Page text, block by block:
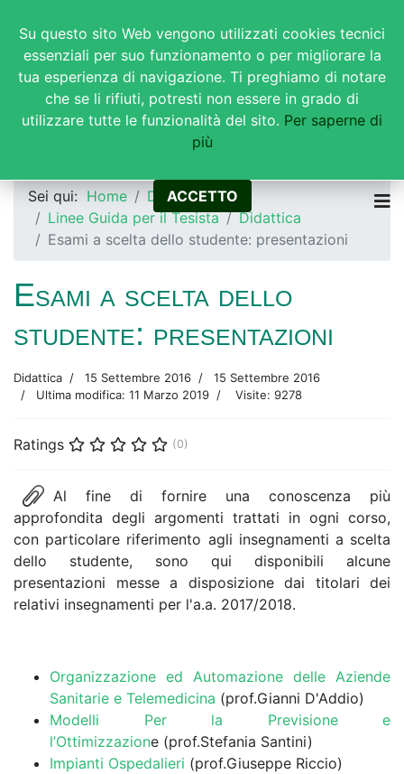
Corsi di Studi in Ingegneria
Sei qui: Home
Didattica
Linee Guida per il Tesista
Didattica
Esami a scelta dello studente: presentazioni
Esami a scelta dello
studente: presentazioni
Didattica 15 Settembre 2016
15 Settembre 2016
Ultima modifica: 11 Marzo 2019
Visite: 9278
Ratings (0)
Al fine di fornire una conoscenza più
approfondita degli argomenti trattati in ogni corso,
con particolare riferimento agli insegnamenti a scelta
dello studente, sono qui disponibili alcune
presentazioni messe a disposizione dai titolari dei
relativi insegnamenti per l'a.a. 2017/2018.
Organizzazione ed Automazione delle Aziende
Sanitarie e Telemedicina (prof.Gianni D'Addio)
Modelli Per la Previsione e
l’Ottimizzazione (prof.Stefania Santini)
Impianti Ospedalieri (prof.Giuseppe Riccio)
Su questo sito Web vengono utilizzati cookies tecnici
essenziali per suo funzionamento o per migliorare la
tua esperienza di navigazione. Ti preghiamo di notare
che se li rifiuti, potresti non essere in grado di
utilizzare tutte le funzionalità del sito. Per saperne di
più
ACCETTO